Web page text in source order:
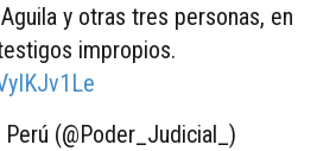
y otras tres personas, en
impropios.
(@Poder_Judicial_)